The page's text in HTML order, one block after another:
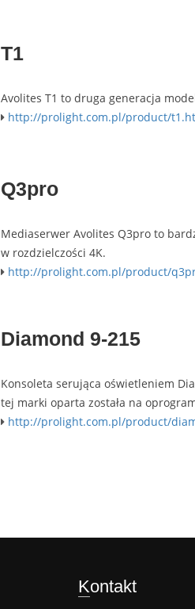
T1
Avolites T1 to druga generacja
http://prolight.com.pl/product/
Q3pro
Mediaserwer Avolites Q3pro to
w rozdzielczości 4K.
http://prolight.com.pl/product/
Diamond 9-215
Konsoleta serująca oświetleniem
tej marki oparta została na
http://prolight.com.pl/product/
Kontakt